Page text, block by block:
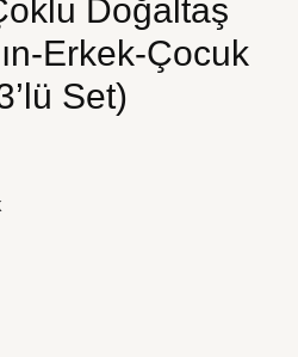
Doğaltaş
Erkek-Çocuk
Set)